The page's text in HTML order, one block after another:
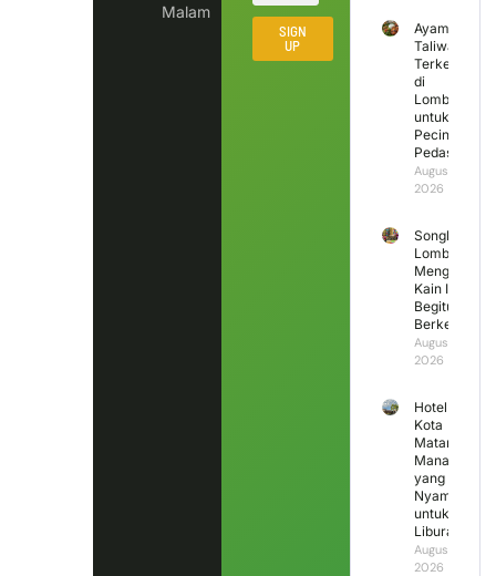
Malam
SIGN
UP
Ayam
Taliwang
Terkenal
di
Lombok
untuk
Pecinta
Pedas
August 6,
2026
Songket
Lombok
Mengapa
Kain Ini
Begitu
Berkesan?
August 5,
2026
Hotel di
Kota
Mataram
Mana
yang
Nyaman
untuk
Liburan?
August 4,
2026